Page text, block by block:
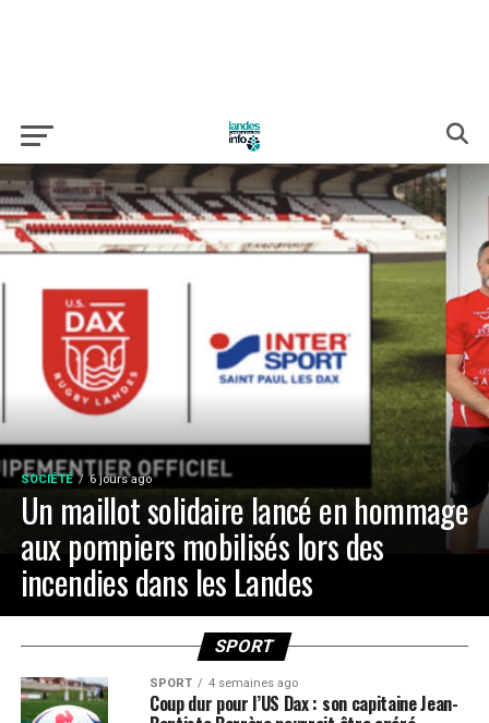
SOCIÉTÉ 6 jours ago
Un maillot solidaire lancé en hommage
aux pompiers mobilisés lors des
incendies dans les Landes
SPORT
SPORT 4 semaines ago
Coup dur pour l’US Dax : son capitaine Jean-